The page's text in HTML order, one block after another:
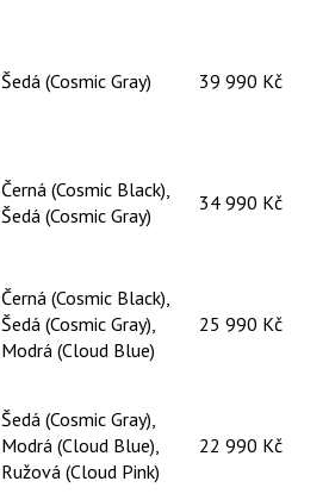
Šedá (Cosmic Gray) 39 990 Kč
Černá (Cosmic Black),
Šedá (Cosmic Gray)
34 990 Kč
Černá (Cosmic Black),
Šedá (Cosmic Gray),
Modrá (Cloud Blue)
25 990 Kč
Šedá (Cosmic Gray),
Modrá (Cloud Blue),
Ružová (Cloud Pink)
22 990 Kč